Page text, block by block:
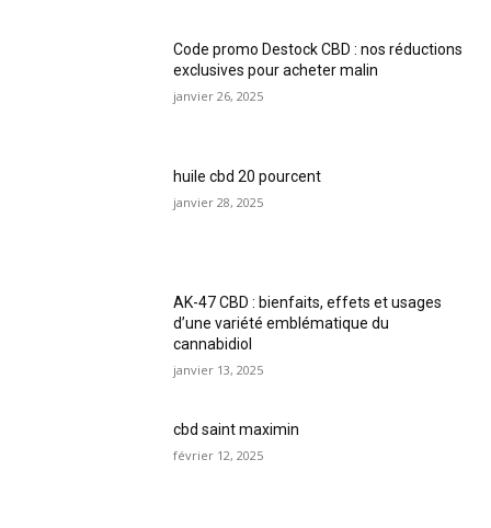
Code promo Destock CBD : nos réductions
exclusives pour acheter malin
janvier 26, 2025
huile cbd 20 pourcent
janvier 28, 2025
AK-47 CBD : bienfaits, effets et usages
d’une variété emblématique du
cannabidiol
janvier 13, 2025
cbd saint maximin
février 12, 2025